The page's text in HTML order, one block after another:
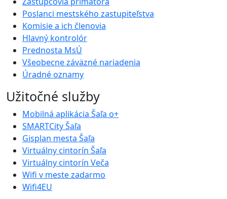
Poslanci mestského zastupiteľstva
Komisie a ich členovia
Hlavný kontrolór
Prednosta MsÚ
Všeobecne záväzné nariadenia
Úradné oznamy
Užitočné služby
Mobilná aplikácia Šaľa o+
SMARTCity Šaľa
Gisplan mesta Šaľa
Virtuálny cintorín Šaľa
Virtuálny cintorín Veča
Wifi v meste zadarmo
Wifi4EU